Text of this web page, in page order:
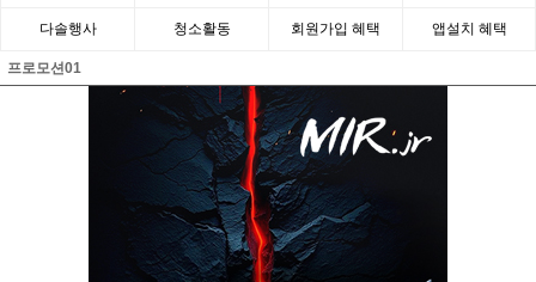
다솔행사 청소활동 회원가입 혜택 앱설치 혜택
프로모션01